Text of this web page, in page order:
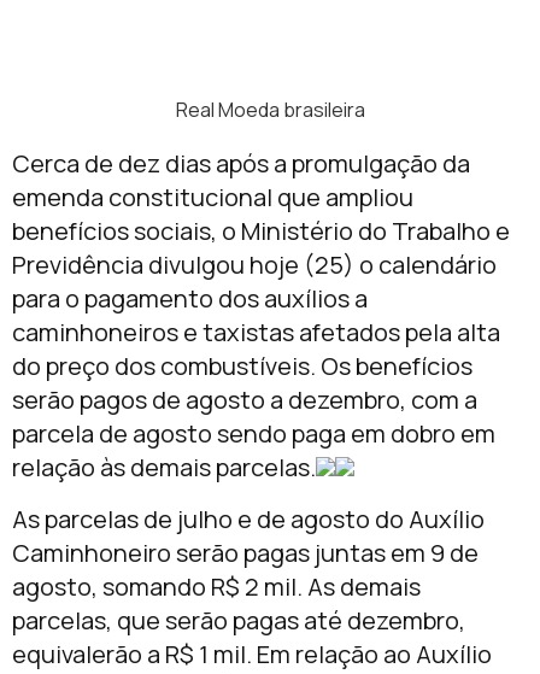
Real Moeda brasileira
Cerca de dez dias após a promulgação da
emenda constitucional que ampliou
benefícios sociais, o Ministério do Trabalho e
Previdência divulgou hoje (25) o calendário
para o pagamento dos auxílios a
caminhoneiros e taxistas afetados pela alta
do preço dos combustíveis. Os benefícios
serão pagosde agosto a dezembro, com a
parcela de agostosendo paga em dobro em
relação às demais parcelas.
As parcelasde julho e de agosto do Auxílio
Caminhoneiro serão pagas juntas em 9 de
agosto, somando R$ 2 mil. As demais
parcelas, que serão pagas até dezembro,
equivalerão a R$ 1 mil. Em relação ao Auxílio